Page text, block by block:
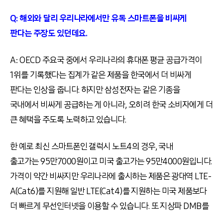
Q: 해외와 달리 우리나라에서만 유독 스마트폰을 비싸게
판다는 주장도 있던데요.
A: OECD 주요국 중에서 우리나라의 휴대폰 평균 공급가격이
1위를 기록했다는 집계가 같은 제품을 한국에서 더 비싸게
판다는 인상을 줍니다. 하지만 삼성전자는 같은 기종을
국내에서 비싸게 공급하는 게 아니라, 오히려 한국 소비자에게 더
큰 혜택을 주도록 노력하고 있습니다.
한 예로 최신 스마트폰인 갤럭시 노트4의 경우, 국내
출고가는 95만7000원이고 미국 출고가는 95만4000원입니다.
가격이 약간 비싸지만 우리나라에 출시하는 제품은 광대역 LTE-
A(Cat6)를 지원해 일반 LTE(Cat4)를 지원하는 미국 제품보다
더 빠르게 무선인터넷을 이용할 수 있습니다. 또 지상파 DMB를